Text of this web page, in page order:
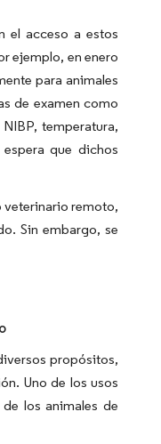
el acceso a estos
ejemplo, en enero
para animales
de examen como
temperatura,
que dichos
veterinario remoto,
Sin embargo, se
propósitos,
Uno de los usos
los animales de